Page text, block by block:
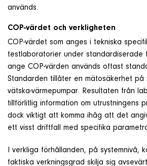
Telefon
+46 8 515 109 70
används.
COP-värdet och verkligheten
COP-värdet som anges i tekniska
testlaboratorier under standardiserade
ange COP-värden används oftast
Standarden tillåter en mätosäkerhet på
vätska-värmepumpar. Resultaten från
tillförlitlig information om utrustningens
dock viktigt att komma ihåg att det
ett visst driftfall med specifika
I verkliga förhållanden, på systemnivå,
faktiska verkningsgrad skilja sig